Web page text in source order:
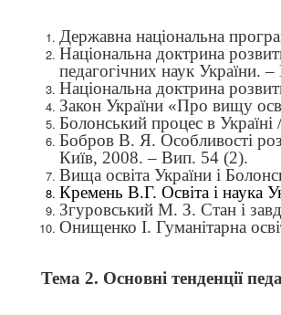
Державна національна
Національна доктрина
педагогічних наук України.
Національна доктрина
Закон України «Про вищу
Болонський процес в
Бобров В. Я. Особливості
Київ, 2008. – Вип. 54 (2).
Вища освіта України і
Кремень В.Г. Освіта і наука
Згуровський М. З. Стан і
Онищенко І. Гуманітарна
Тема 2. Основні тенденції